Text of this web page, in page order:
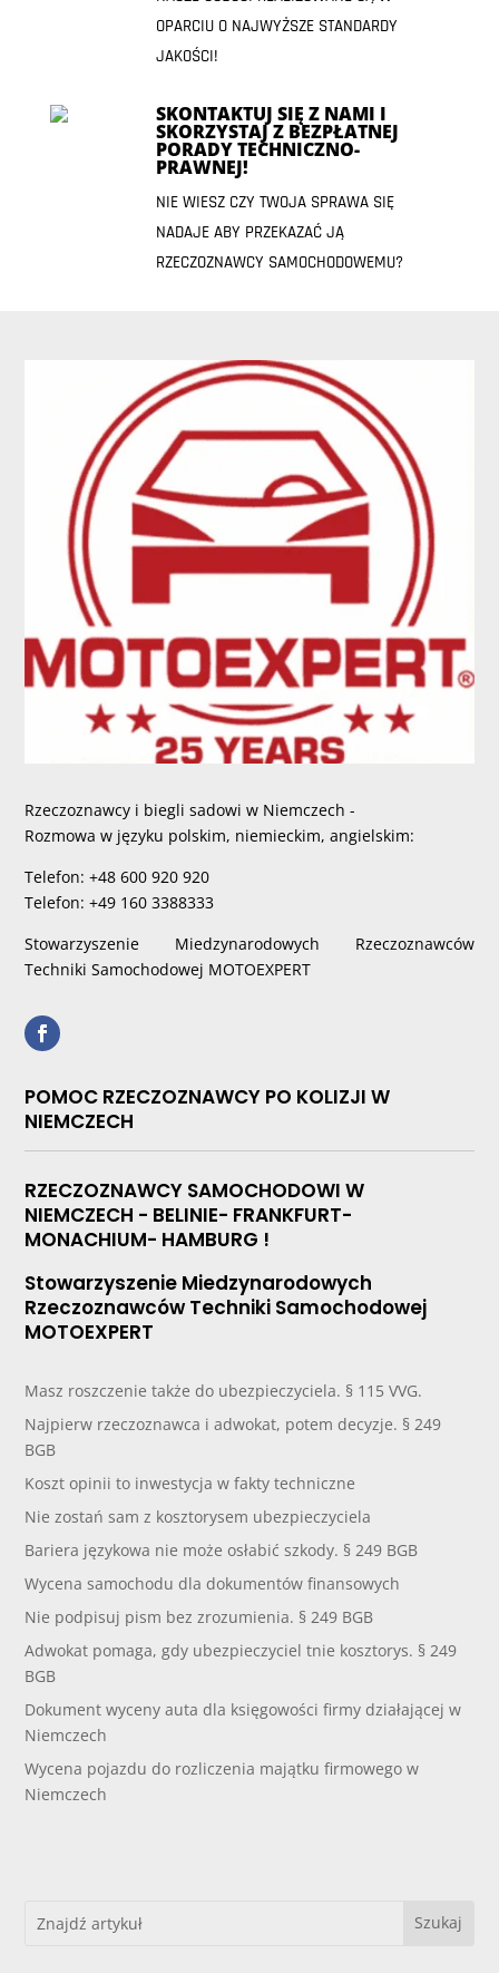
OPARCIU O NAJWYŻSZE STANDARDY
JAKOŚCI!
SKONTAKTUJ SIĘ Z NAMI I
SKORZYSTAJ Z BEZPŁATNEJ
PORADY TECHNICZNO-
PRAWNEJ!
NIE WIESZ CZY TWOJA SPRAWA SIĘ
NADAJE ABY PRZEKAZAĆ JĄ
RZECZOZNAWCY SAMOCHODOWEMU?
Rzeczoznawcy i biegli sadowi w Niemczech -
Rozmowa w języku polskim, niemieckim, angielskim:
Telefon: +48 600 920 920
Telefon: +49 160 3388333
Stowarzyszenie Miedzynarodowych Rzeczoznawców
Techniki Samochodowej MOTOEXPERT
POMOC RZECZOZNAWCY PO KOLIZJI W
NIEMCZECH
RZECZOZNAWCY SAMOCHODOWI W
NIEMCZECH - BELINIE- FRANKFURT-
MONACHIUM- HAMBURG !
Stowarzyszenie Miedzynarodowych
Rzeczoznawców Techniki Samochodowej
MOTOEXPERT
Masz roszczenie także do ubezpieczyciela. § 115 VVG.
Najpierw rzeczoznawca i adwokat, potem decyzje. § 249
BGB
Koszt opinii to inwestycja w fakty techniczne
Nie zostań sam z kosztorysem ubezpieczyciela
Bariera językowa nie może osłabić szkody. § 249 BGB
Wycena samochodu dla dokumentów finansowych
Nie podpisuj pism bez zrozumienia. § 249 BGB
Adwokat pomaga, gdy ubezpieczyciel tnie kosztorys. § 249
BGB
Dokument wyceny auta dla księgowości firmy działającej w
Niemczech
Wycena pojazdu do rozliczenia majątku firmowego w
Niemczech